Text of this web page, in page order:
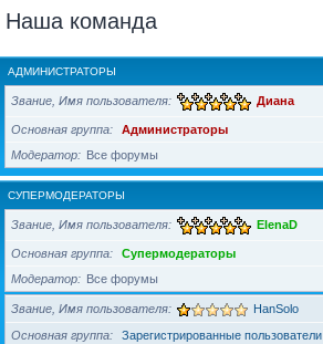
Наша команда
АДМИНИСТРАТОРЫ
Звание, Имя пользователя Диана
Основная группа
Администраторы
Модератор
Все форумы
СУПЕРМОДЕРАТОРЫ
Звание, Имя пользователя ElenaD
Основная группа
Супермодераторы
Модератор
Все форумы
Звание, Имя пользователя HanSolo
Основная группа
Зарегистрированные пользователи